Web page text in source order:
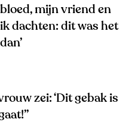
bloed, mijn vriend en
ik dachten: dit was het
dan’
zei: ‘Dit gebak is